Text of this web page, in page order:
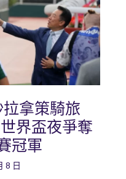
拿策騎旅
界盃夜爭奪
冠軍
8 日